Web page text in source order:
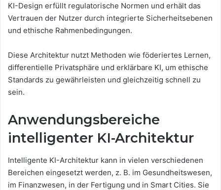
KI-Design erfüllt regulatorische Normen und erhält das
Vertrauen der Nutzer durch integrierte Sicherheitsebenen
und ethische Rahmenbedingungen.
Diese Architektur nutzt Methoden wie föderiertes Lernen,
differentielle Privatsphäre und erklärbare KI, um ethische
Standards zu gewährleisten und gleichzeitig schnell zu
sein.
Anwendungsbereiche
intelligenter KI-Architektur
Intelligente KI-Architektur kann in vielen verschiedenen
Bereichen eingesetzt werden, z. B. im Gesundheitswesen,
im Finanzwesen, in der Fertigung und in Smart Cities. Sie